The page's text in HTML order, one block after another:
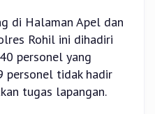
di Halaman Apel dan
Rohil ini dihadiri
personel yang
personel tidak hadir
tugas lapangan.